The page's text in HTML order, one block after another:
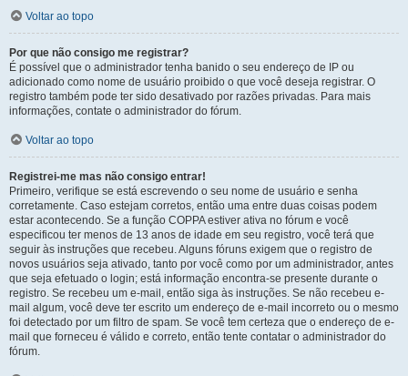
Voltar ao topo
Por que não consigo me registrar?
É possível que o administrador tenha banido o seu endereço de IP ou
adicionado como nome de usuário proibido o que você deseja registrar. O
registro também pode ter sido desativado por razões privadas. Para mais
informações, contate o administrador do fórum.
Voltar ao topo
Registrei-me mas não consigo entrar!
Primeiro, verifique se está escrevendo o seu nome de usuário e senha
corretamente. Caso estejam corretos, então uma entre duas coisas podem
estar acontecendo. Se a função COPPA estiver ativa no fórum e você
especificou ter menos de 13 anos de idade em seu registro, você terá que
seguir às instruções que recebeu. Alguns fóruns exigem que o registro de
novos usuários seja ativado, tanto por você como por um administrador, antes
que seja efetuado o login; está informação encontra-se presente durante o
registro. Se recebeu um e-mail, então siga às instruções. Se não recebeu e-
mail algum, você deve ter escrito um endereço de e-mail incorreto ou o mesmo
foi detectado por um filtro de spam. Se você tem certeza que o endereço de e-
mail que forneceu é válido e correto, então tente contatar o administrador do
fórum.